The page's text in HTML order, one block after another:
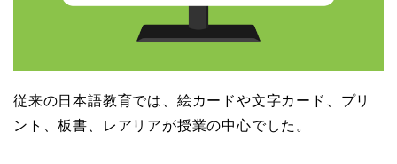
従来の日本語教育では、絵カードや文字カード、プリ
ント、板書、レアリアが授業の中心でした。